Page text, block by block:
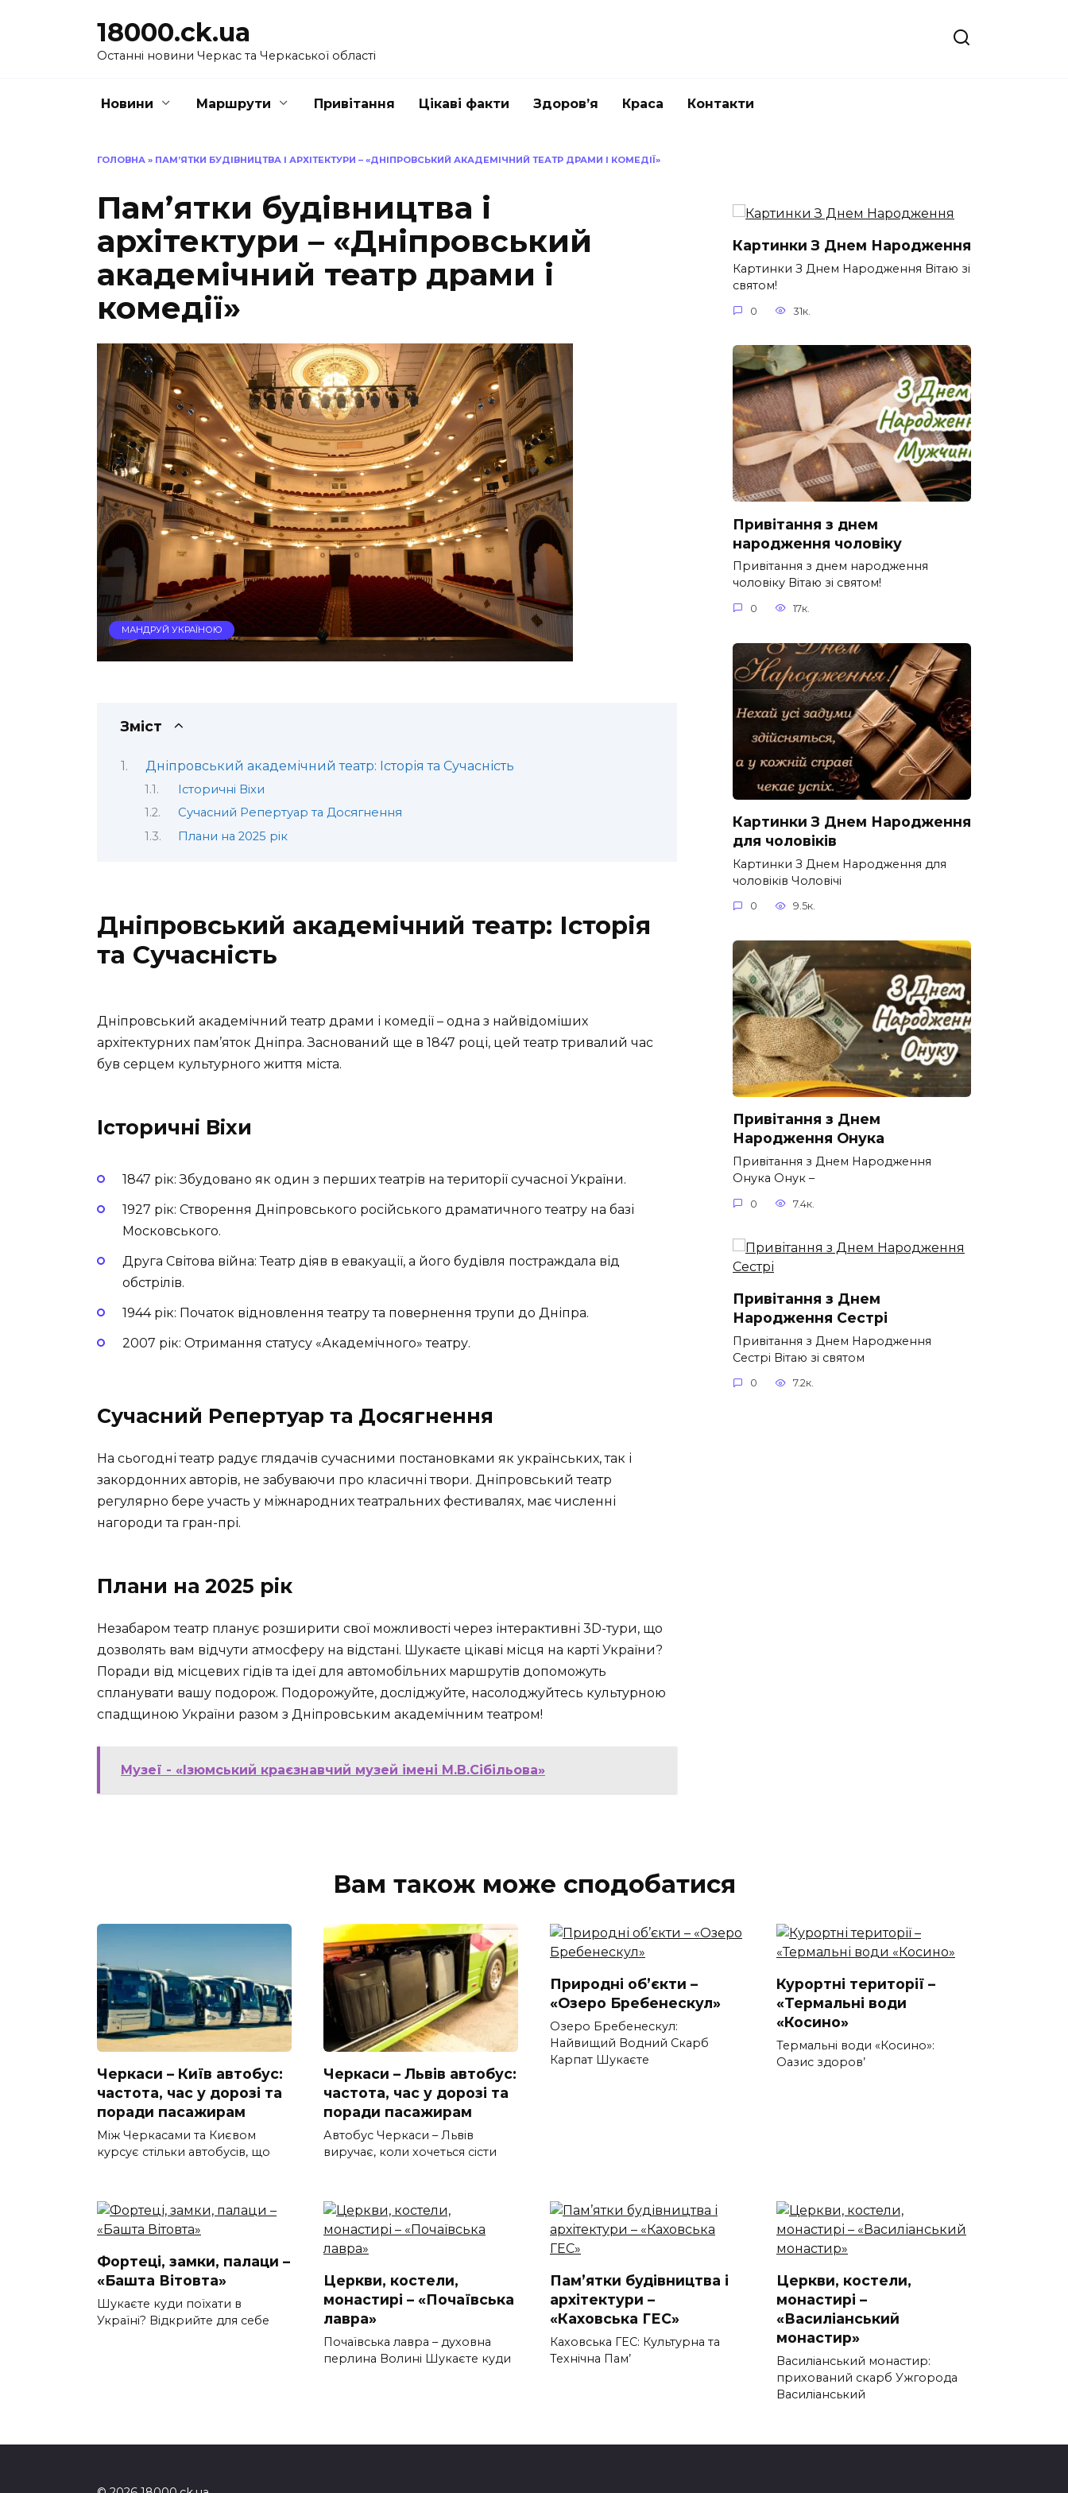
18000.ck.ua
Останні новини Черкас та Черкаської області
Новини Маршрути Привітання Цікаві факти Здоров’я Краса Контакти
ГОЛОВНА » ПАМ’ЯТКИ БУДІВНИЦТВА І АРХІТЕКТУРИ – «ДНІПРОВСЬКИЙ АКАДЕМІЧНИЙ ТЕАТР ДРАМИ І КОМЕДІЇ»
Пам’ятки будівництва і
архітектури – «Дніпровський
академічний театр драми і
комедії»
МАНДРУЙ УКРАЇНОЮ
Зміст
Дніпровський академічний театр: Історія та Сучасність
Історичні Віхи
Сучасний Репертуар та Досягнення
Плани на 2025 рік
Дніпровський академічний театр: Історія
та Сучасність
Дніпровський академічний театр драми і комедії – одна з найвідоміших
архітектурних пам’яток Дніпра. Заснований ще в 1847 році, цей театр тривалий час
був серцем культурного життя міста.
Історичні Віхи
1847 рік: Збудовано як один з перших театрів на території сучасної України.
1927 рік: Створення Дніпровського російського драматичного театру на базі
Московського.
Друга Світова війна: Театр діяв в евакуації, а його будівля постраждала від
обстрілів.
1944 рік: Початок відновлення театру та повернення трупи до Дніпра.
2007 рік: Отримання статусу «Академічного» театру.
Сучасний Репертуар та Досягнення
На сьогодні театр радує глядачів сучасними постановками як українських, так і
закордонних авторів, не забуваючи про класичні твори. Дніпровський театр
регулярно бере участь у міжнародних театральних фестивалях, має численні
нагороди та гран-прі.
Плани на 2025 рік
Незабаром театр планує розширити свої можливості через інтерактивні 3D-тури, що
дозволять вам відчути атмосферу на відстані. Шукаєте цікаві місця на карті України?
Поради від місцевих гідів та ідеї для автомобільних маршрутів допоможуть
спланувати вашу подорож. Подорожуйте, досліджуйте, насолоджуйтесь культурною
спадщиною України разом з Дніпровським академічним театром!
Музеї - «Ізюмський краєзнавчий музей імені М.В.Сібільова»
Картинки З Днем Народження
Картинки З Днем Народження Вітаю зі
святом!
0 31к.
Привітання з днем
народження чоловіку
Привітання з днем народження
чоловіку Вітаю зі святом!
0 17к.
Картинки З Днем Народження
для чоловіків​
Картинки З Днем Народження для
чоловіків​ Чоловічі
0 9.5к.
Привітання з Днем
Народження Онука
Привітання з Днем Народження
Онука Онук –
0 7.4к.
Привітання з Днем
Народження Сестрі
Привітання з Днем Народження
Сестрі Вітаю зі святом
0 7.2к.
Вам також може сподобатися
Черкаси – Київ автобус:
частота, час у дорозі та
поради пасажирам
Між Черкасами та Києвом
курсує стільки автобусів, що
Черкаси – Львів автобус:
частота, час у дорозі та
поради пасажирам
Автобус Черкаси – Львів
виручає, коли хочеться сісти
Природні об’єкти –
«Озеро Бребенескул»
Озеро Бребенескул:
Найвищий Водний Скарб
Карпат Шукаєте
Курортні території –
«Термальні води
«Косино»
Термальні води «Косино»:
Оазис здоров’
Фортеці, замки, палаци –
«Башта Вітовта»
Шукаєте куди поїхати в
Україні? Відкрийте для себе
Церкви, костели,
монастирі – «Почаївська
лавра»
Почаївська лавра – духовна
перлина Волині Шукаєте куди
Пам’ятки будівництва і
архітектури –
«Каховська ГЕС»
Каховська ГЕС: Культурна та
Технічна Пам’
Церкви, костели,
монастирі –
«Василіанський
монастир»
Василіанський монастир:
прихований скарб Ужгорода
Василіанський